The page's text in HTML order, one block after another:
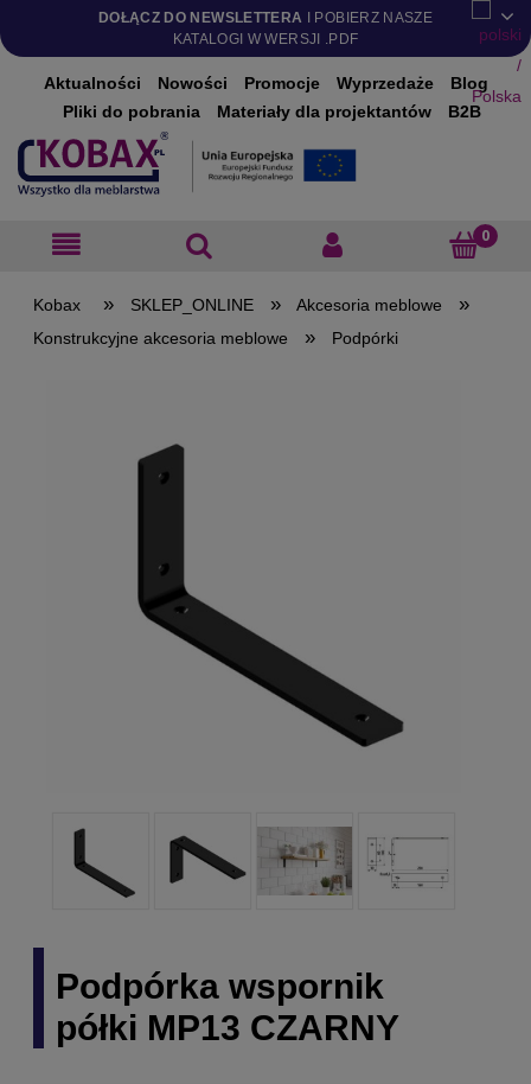
DOŁĄCZ DO NEWSLETTERA I POBIERZ NASZE
KATALOGI W WERSJI .PDF
Aktualności Nowości Promocje Wyprzedaże
Blog
Pliki do pobrania
Materiały dla projektantów B2B
» SKLEP_ONLINE » Akcesoria meblowe »
Konstrukcyjne akcesoria meblowe » Podpórki
Podpórka wspornik
półki MP13 CZARNY